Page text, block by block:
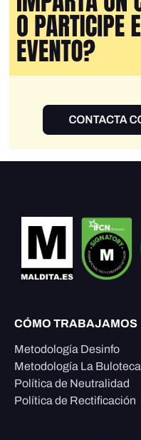
CÓMO TRABAJAMOS
Metodología Desinfo
Metodología La Buloteca
Política de Neutralidad
Política de Rectificación